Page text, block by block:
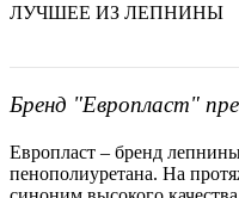
ЛУЧШЕЕ ИЗ ЛЕПНИНЫ
Бренд "Европласт"
Европласт – бренд
пенополиуретана. На